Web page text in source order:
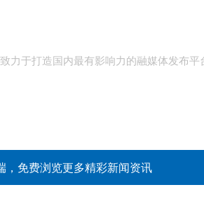
力于打造国内最有影响力的融媒体发布平
，免费浏览更多精彩新闻资讯